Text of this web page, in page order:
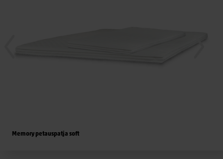
Memory petauspatja soft